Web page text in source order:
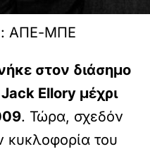
ΑΠΕ-ΜΠΕ
στον διάσημο
Ellory μέχρι
. Τώρα, σχεδόν
κυκλοφορία του